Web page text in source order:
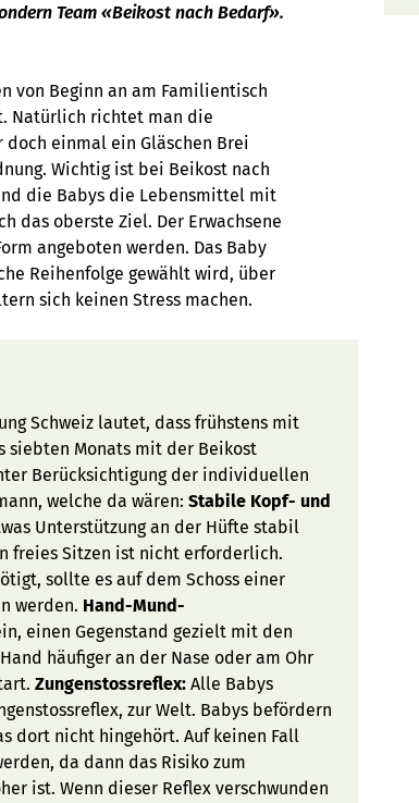
Team «Beikost nach Bedarf».
von Beginn an am Familientisch
Natürlich richtet man die
einmal ein Gläschen Brei
Wichtig ist bei Beikost nach
die Babys die Lebensmittel mit
das oberste Ziel. Der Erwachsene
angeboten werden. Das Baby
Reihenfolge gewählt wird, über
sich keinen Stress machen.
Schweiz lautet, dass frühstens mit
siebten Monats mit der Beikost
Berücksichtigung der individuellen
welche da wären: Stabile Kopf- und
Unterstützung an der Hüfte stabil
freies Sitzen ist nicht erforderlich.
sollte es auf dem Schoss einer
werden. Hand-Mund-
einen Gegenstand gezielt mit den
häufiger an der Nase oder am Ohr
Zungenstossreflex: Alle Babys
zur Welt. Babys befördern
dort nicht hingehört. Auf keinen Fall
da dann das Risiko zum
ist. Wenn dieser Reflex verschwunden